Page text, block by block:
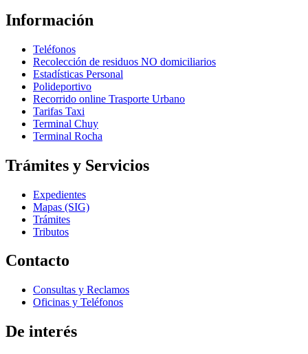
Información
Teléfonos
Recolección de residuos NO domiciliarios
Estadísticas Personal
Polideportivo
Recorrido online Trasporte Urbano
Tarifas Taxi
Terminal Chuy
Terminal Rocha
Trámites y Servicios
Expedientes
Mapas (SIG)
Trámites
Tributos
Contacto
Consultas y Reclamos
Oficinas y Teléfonos
De interés